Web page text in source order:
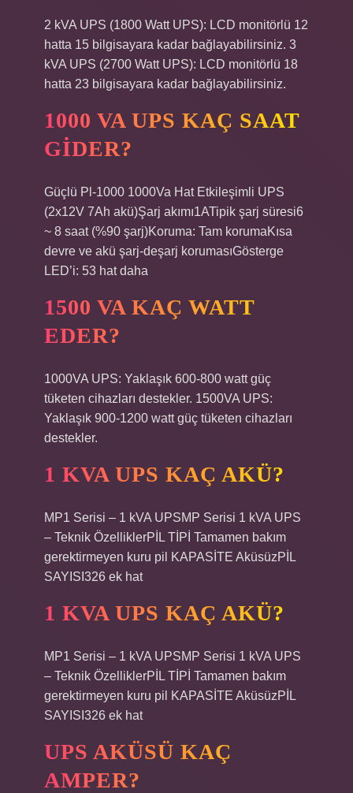
2 kVA UPS (1800 Watt UPS): LCD monitörlü 12
hatta 15 bilgisayara kadar bağlayabilirsiniz. 3
kVA UPS (2700 Watt UPS): LCD monitörlü 18
hatta 23 bilgisayara kadar bağlayabilirsiniz.
1000 VA UPS KAÇ SAAT
GIDER?
Güçlü Pl-1000 1000Va Hat Etkileşimli UPS
(2x12V 7Ah akü)Şarj akımı1ATipik şarj süresi6
~ 8 saat (%90 şarj)Koruma: Tam korumaKısa
devre ve akü şarj-deşarj korumasıGösterge
LED’i: 53 hat daha
1500 VA KAÇ WATT
EDER?
1000VA UPS: Yaklaşık 600-800 watt güç
tüketen cihazları destekler. 1500VA UPS:
Yaklaşık 900-1200 watt güç tüketen cihazları
destekler.
1 KVA UPS KAÇ AKÜ?
MP1 Serisi – 1 kVA UPSMP Serisi 1 kVA UPS
– Teknik ÖzelliklerPİL TİPİ Tamamen bakım
gerektirmeyen kuru pil KAPASİTE AküsüzPİL
SAYISI326 ek hat
1 KVA UPS KAÇ AKÜ?
MP1 Serisi – 1 kVA UPSMP Serisi 1 kVA UPS
– Teknik ÖzelliklerPİL TİPİ Tamamen bakım
gerektirmeyen kuru pil KAPASİTE AküsüzPİL
SAYISI326 ek hat
UPS AKÜSÜ KAÇ
AMPER?